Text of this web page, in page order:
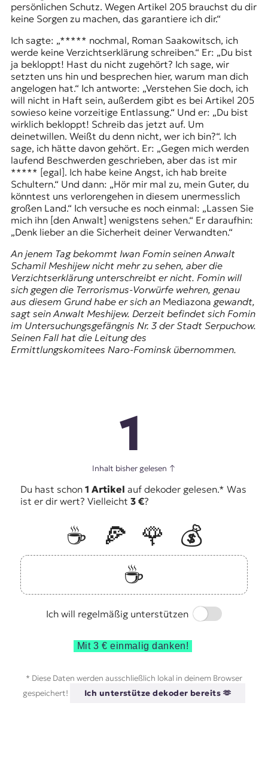
persönlichen Schutz. Wegen Artikel 205brauchst du dir
keine Sorgen zu machen, das garantiere ich dir.“
Ich sagte: „***** nochmal, Roman Saakowitsch, ich
werde keine Verzichtserklärung schreiben.“ Er: „Du bist
ja bekloppt! Hast du nicht zugehört? Ich sage, wir
setzten uns hin und besprechen hier, warum man dich
angelogen hat.“ Ich antworte: „Verstehen Sie doch, ich
will nicht in Haft sein, außerdem gibt es bei Artikel 205
sowieso keine vorzeitige Entlassung.“ Und er: „Du bist
wirklich bekloppt! Schreib das jetzt auf. Um
deinetwillen. Weißt du denn nicht, wer ich bin?“. Ich
sage, ich hätte davon gehört. Er: „Gegen mich werden
laufend Beschwerden geschrieben, aber das ist mir
***** [egal]. Ich habe keine Angst, ich hab breite
Schultern.“ Und dann: „Hör mir mal zu, mein Guter, du
könntest uns verlorengehen in diesem unermesslich
großen Land.“ Ich versuche es noch einmal: „Lassen Sie
mich ihn [den Anwalt] wenigstens sehen.“ Er daraufhin:
„Denk lieber an die Sicherheit deiner Verwandten.“
An jenem Tag bekommt Iwan Fomin seinen Anwalt
Schamil Meshijew nicht mehr zu sehen, aber die
Verzichtserklärung unterschreibt er nicht. Fomin will
sich gegen die Terrorismus-Vorwürfe wehren, genau
aus diesem Grund habe er sich an Mediazona gewandt,
sagt sein Anwalt Meshijew. Derzeit befindet sich Fomin
im Untersuchungsgefängnis Nr. 3 der Stadt Serpuchow.
Seinen Fall hat die Leitung des
Ermittlungskomitees Naro-Fominsk übernommen.
1
Inhalt bisher gelesen ↑
Du hast schon 1 Artikel auf dekoder gelesen.* Was
ist er dir wert? Vielleicht 3 €?
☕️ 🍕 🌹
💰
☕️
Ich will regelmäßig unterstützen
Switch
Mit 3 € einmalig danken!
* Diese Daten werden ausschließlich lokal in deinem Browser
gespeichert!
Ich unterstütze dekoder bereits 🫶